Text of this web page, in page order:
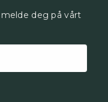
deg på vårt